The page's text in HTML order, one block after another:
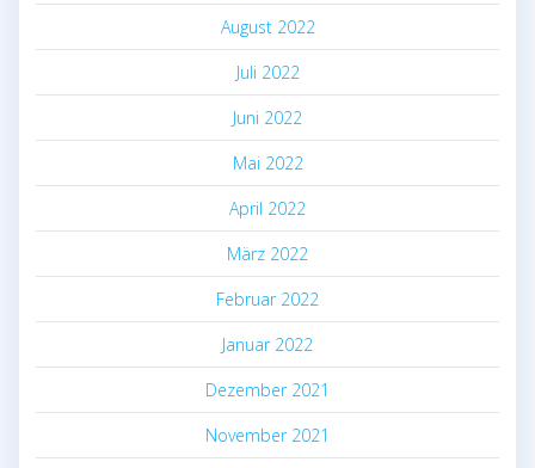
August 2022
Juli 2022
Juni 2022
Mai 2022
April 2022
März 2022
Februar 2022
Januar 2022
Dezember 2021
November 2021